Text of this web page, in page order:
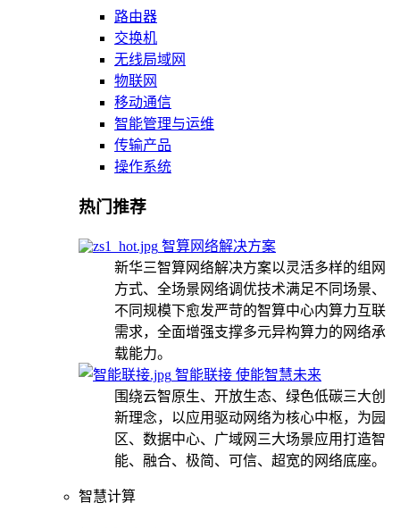
路由器
交换机
无线局域网
物联网
移动通信
智能管理与运维
传输产品
操作系统
热门推荐
智算网络解决方案
新华三智算网络解决方案以灵活多样的组网
方式、全场景网络调优技术满足不同场景、
不同规模下愈发严苛的智算中心内算力互联
需求，全面增强支撑多元异构算力的网络承
载能力。
智能联接 使能智慧未来
围绕云智原生、开放生态、绿色低碳三大创
新理念，以应用驱动网络为核心中枢，为园
区、数据中心、广域网三大场景应用打造智
能、融合、极简、可信、超宽的网络底座。
智慧计算